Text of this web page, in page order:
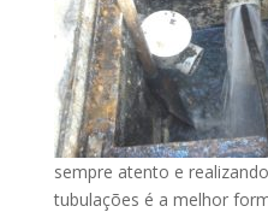
sempre atento e
tubulações é a melhor